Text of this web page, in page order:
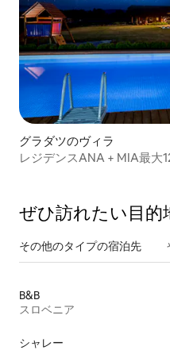
グラダツのヴィラ
レジデンスANA + MIA最大
ぜひ訪⁠れ⁠た⁠い目⁠的⁠
その他のタ⁠イ⁠プ⁠の宿⁠泊⁠先
B&B
スロベニア
シャレー